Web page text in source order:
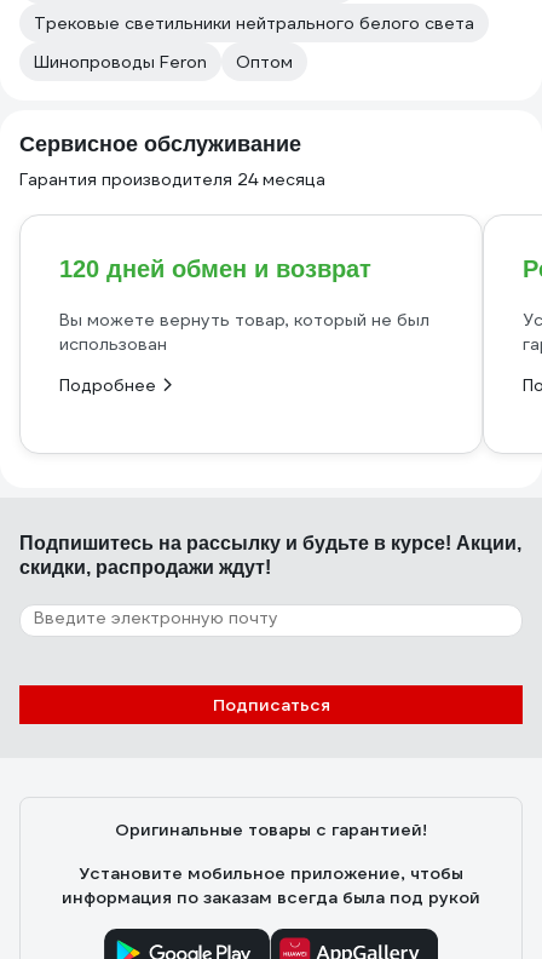
Трековые светильники нейтрального белого света
Шинопроводы Feron
Оптом
Сервисное обслуживание
Гарантия производителя 24 месяца
120 дней обмен и возврат
Вы можете вернуть товар, который не был
использован
Подробнее
Подпишитесь на рассылку и будьте в курсе! Акции,
скидки, распродажи ждут!
Подписаться
Оригинальные товары с гарантией!
Установите мобильное приложение, чтобы
информация по заказам всегда была под рукой